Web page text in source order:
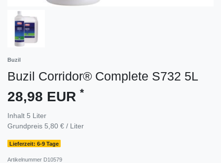
Buzil
Buzil Corridor® Complete S732 5L
28,98 EUR *
Inhalt 5 Liter
Grundpreis 5,80 € / Liter
Lieferzeit: 6-9 Tage
Artikelnummer D10579